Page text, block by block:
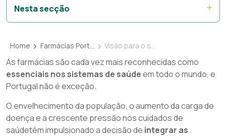
Nesta secção
Home Farmácias Portuguesas Visão para o setor
As farmácias são cada vez mais reconhecidas como
essenciais nos sistemas de saúdeem todo o mundo, e
Portugal não é exceção.
O envelhecimento da população, o aumento da carga de
doença e a crescente pressão nos cuidados de
saúdetêm impulsionado a decisão de integrar as